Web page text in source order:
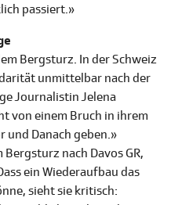
passiert.»
Bergsturz. In der Schweiz
unmittelbar nach der
Journalistin Jelena
von einem Bruch in ihrem
und Danach geben.»
nach Davos GR,
ein Wiederaufbau das
sieht sie kritisch: